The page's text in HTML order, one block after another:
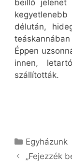
beillő jelenet
délután,
Éppen
innen,
szállították.
Kategória
Egyházunk
„Fejezzék